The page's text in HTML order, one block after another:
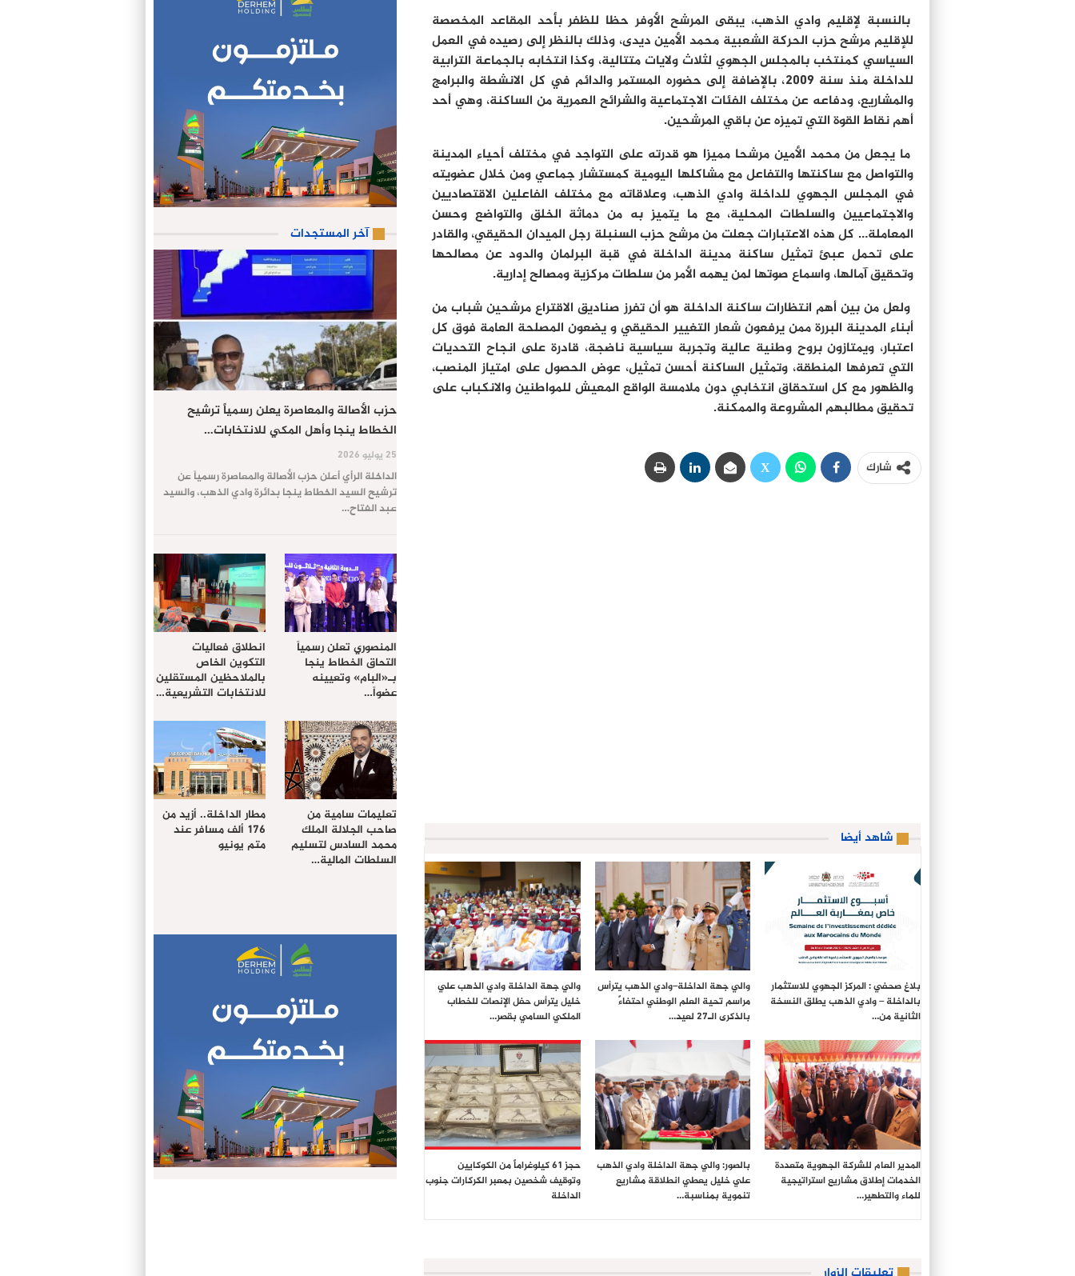
بالنسبة لإقليم وادي الذهب، يبقى المرشح الأوفر حظا للظفر بأحد المقاعد المخصصة
للإقليم مرشح حزب الحركة الشعبية محمد الأمين ديدى، وذلك بالنظر إلى رصيده في العمل
السياسي كمنتخب بالمجلس الجهوي لثلاث ولايات متتالية، وكذا انتخابه بالجماعة الترابية
للداخلة منذ سنة 2009، بالإضافة إلى حضوره المستمر والدائم في كل الانشطة والبرامج
والمشاريع، ودفاعه عن مختلف الفئات الاجتماعية والشرائح العمرية من الساكنة، وهي أحد
أهم نقاط القوة التي تميزه عن باقي المرشحين.
ما يجعل من محمد الأمين مرشحا مميزا هو قدرته على التواجد في مختلف أحياء المدينة
والتواصل مع ساكنتها والتفاعل مع مشاكلها اليومية كمستشار جماعي ومن خلال عضويته
في المجلس الجهوي للداخلة وادي الذهب، وعلاقاته مع مختلف الفاعلين الاقتصاديين
والاجتماعيين والسلطات المحلية، مع ما يتميز به من دماثة الخلق والتواضع وحسن
المعاملة… كل هذه الاعتبارات جعلت من مرشح حزب السنبلة رجل الميدان الحقيقي، والقادر
على تحمل عبئ تمثيل ساكنة مدينة الداخلة في قبة البرلمان والدود عن مصالحها
وتحقيق آمالها، واسماع صوتها لمن يهمه الأمر من سلطات مركزية ومصالح إدارية.
ولعل من بين أهم انتظارات ساكنة الداخلة هو أن تفرز صناديق الاقتراع مرشحين شباب من
أبناء المدينة البررة ممن يرفعون شعار التغيير الحقيقي و يضعون المصلحة العامة فوق كل
اعتبار، ويمتازون بروح وطنية عالية وتجربة سياسية ناضجة، قادرة على انجاح التحديات
التي تعرفها المنطقة، وتمثيل الساكنة أحسن تمثيل، عوض الحصول على امتياز المنصب،
والظهور مع كل استحقاق انتخابي دون ملامسة الواقع المعيش للمواطنين والانكباب على
تحقيق مطالبهم المشروعة والممكنة.
شارك
شاهد أيضا
بلاغ صحفي : المركز الجهوي للاستثمار
بالداخلة – وادي الذهب يطلق النسخة
الثانية من…
والي جهة الداخلة–وادي الذهب يترأس
مراسم تحية العلم الوطني احتفاءً
بالذكرى الـ27 لعيد…
والي جهة الداخلة وادي الذهب علي
خليل يترأس حفل الإنصات للخطاب
الملكي السامي بقصر…
المدير العام للشركة الجهوية متعددة
الخدمات إطلاق مشاريع استراتيجية
للماء والتطهير…
بالصور: والي جهة الداخلة وادي الذهب
علي خليل يعطي انطلاقة مشاريع
تنموية بمناسبة…
حجز 61 كيلوغراماً من الكوكايين
وتوقيف شخصين بمعبر الكركارات جنوب
الداخلة
آخر المستجدات
حزب الأصالة والمعاصرة يعلن رسمياً ترشيح
الخطاط ينجا وأهل المكي للانتخابات…
25 يوليو 2026
الداخلة الرأي أعلن حزب الأصالة والمعاصرة رسمياً عن
ترشيح السيد الخطاط ينجا بدائرة وادي الذهب، والسيد
عبد الفتاح…
المنصوري تعلن رسمياً
التحاق الخطاط ينجا
بـ«البام» وتعيينه
عضواً…
انطلاق فعاليات
التكوين الخاص
بالملاحظين المستقلين
للانتخابات التشريعية…
تعليمات سامية من
صاحب الجلالة الملك
محمد السادس لتسليم
السلطات المالية…
مطار الداخلة.. أزيد من
176 ألف مسافر عند
متم يونيو